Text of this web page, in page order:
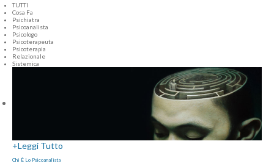
TUTTI
Cosa Fa
Psichiatra
Psicoanalista
Psicologo
Psicoterapeuta
Psicoterapia
Relazionale
Sistemica
+Leggi Tutto
Chi È Lo Psicoanalista